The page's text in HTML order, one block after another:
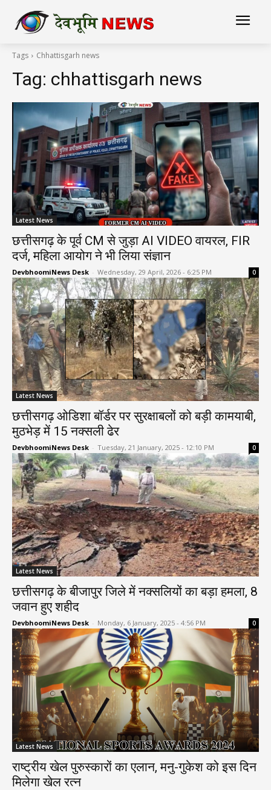
Tags Chhattisgarh news
Tag: chhattisgarh news
Latest News
छत्तीसगढ़ के पूर्व CM से जुड़ा AI VIDEO वायरल, FIR
दर्ज, महिला आयोग ने भी लिया संज्ञान
DevbhoomiNews Desk - Wednesday, 29 April, 2026 - 6:25 PM 0
Latest News
छत्तीसगढ़ ओडिशा बॉर्डर पर सुरक्षाबलों को बड़ी कामयाबी,
मुठभेड़ में 15 नक्सली ढेर
DevbhoomiNews Desk - Tuesday, 21 January, 2025 - 12:10 PM 0
Latest News
छत्तीसगढ़ के बीजापुर जिले में नक्सलियों का बड़ा हमला, 8
जवान हुए शहीद
DevbhoomiNews Desk - Monday, 6 January, 2025 - 4:56 PM 0
Latest News
राष्ट्रीय खेल पुरुस्कारों का एलान, मनु-गुकेश को इस दिन
मिलेगा खेल रत्न